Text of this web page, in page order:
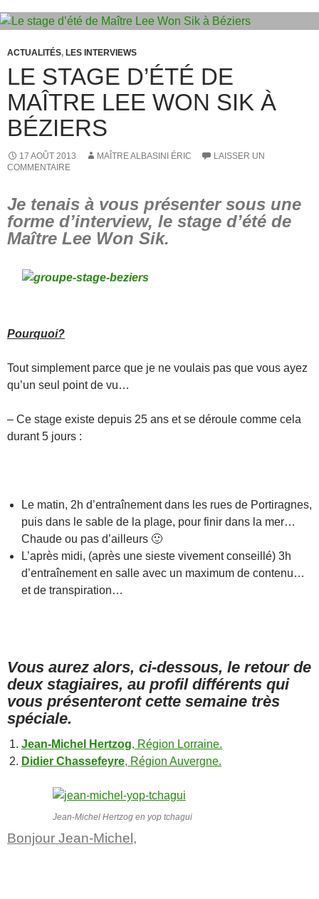
o
o
k
o
n
ACTUALITÉS, LES INTERVIEWS
LE STAGE D’ÉTÉ DE
MAÎTRE LEE WON SIK À
BÉZIERS
17 AOÛT 2013 MAÎTRE ALBASINI ÉRIC
LAISSER UN
COMMENTAIRE
Je tenais à vous présenter sous une
forme d’interview, le stage d’été de
Maître Lee Won Sik.
Pourquoi?
Tout simplement parce que je ne voulais pas que vous ayez
qu’un seul point de vu…
– Ce stage existe depuis 25 ans et se déroule comme cela
durant 5 jours :
Le matin, 2h d’entraînement dans les rues de Portiragnes,
puis dans le sable de la plage, pour finir dans la mer…
Chaude ou pas d’ailleurs 🙂
L’après midi, (après une sieste vivement conseillé) 3h
d’entraînement en salle avec un maximum de contenu…
et de transpiration…
Vous aurez alors, ci-dessous, le retour de
deux stagiaires, au profil différents qui
vous présenteront cette semaine très
spéciale.
Jean-Michel Hertzog, Région Lorraine.
Didier Chassefeyre, Région Auvergne.
Jean-Michel Hertzog en yop tchagui
Bonjour Jean-Michel,